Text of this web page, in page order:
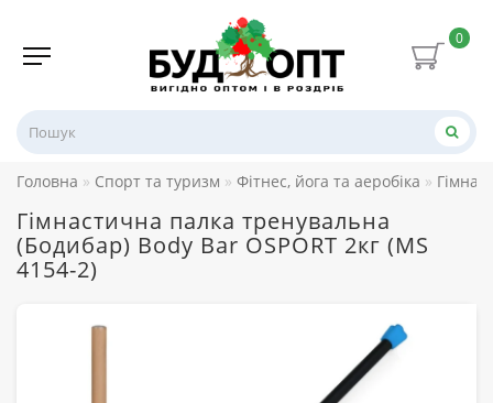
0
Головна Спорт та туризм Фітнес, йога та аеробіка
Гімнастична палка тренувальна
(Бодибар) Body Bar OSPORT 2кг (MS
4154-2)